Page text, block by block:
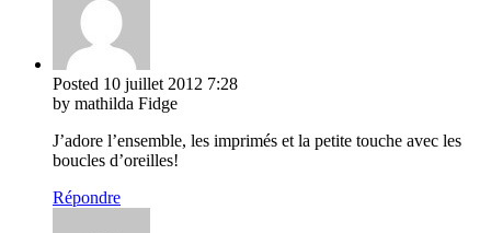
Posted 10 juillet 2012 7:28
by mathilda Fidge
J’adore l’ensemble, les imprimés et la petite touche avec les
boucles d’oreilles!
Répondre